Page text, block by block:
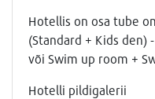
Hotellis on osa tube
(Standard + Kids den)
või Swim up room +
Hotelli pildigalerii